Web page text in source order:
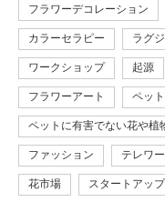
フラワーデコレーション
カラーセラピー ラグ
ワークショップ 起源
フラワーアート ペット
ペットに有害でない花や植
ファッション テレワ
花市場 スタートアップ